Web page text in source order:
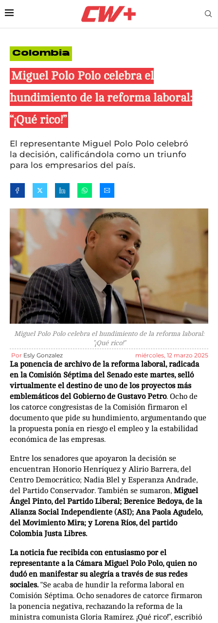
Colombia
Miguel Polo Polo celebra el
hundimiento de la reforma laboral:
“¡Qué rico!”
El representante Miguel Polo Polo celebró
la decisión, calificándola como un triunfo
para los empresarios del país.
Miguel Polo Polo celebra el hundimiento de la reforma laboral:
"¡Qué rico!"
Por Esly Gonzalez miércoles, 12 marzo 2025
La ponencia de archivo de la reforma laboral, radicada
en la Comisión Séptima del Senado este martes, selló
virtualmente el destino de uno de los proyectos más
emblemáticos del Gobierno de Gustavo Petro. Ocho de
los catorce congresistas de la Comisión firmaron el
documento que pide su hundimiento, argumentando que
la propuesta ponía en riesgo el empleo y la estabilidad
económica de las empresas.
Entre los senadores que apoyaron la decisión se
encuentran Honorio Henríquez y Alirio Barrera, del
Centro Democrático; Nadia Blel y Esperanza Andrade,
del Partido Conservador. También se sumaron, Miguel
Ángel Pinto, del Partido Liberal; Berenice Bedoya, de la
Alianza Social Independiente (ASI); Ana Paola Agudelo,
del Movimiento Mira; y Lorena Ríos, del partido
Colombia Justa Libres.
La noticia fue recibida con entusiasmo por el
representante a la Cámara Miguel Polo Polo, quien no
dudó en manifestar su alegría a través de sus redes
sociales. “Se acaba de hundir la reforma laboral en
Comisión Séptima. Ocho senadores de catorce firmaron
la ponencia negativa, rechazando la reforma de la
ministra comunista Gloria Ramírez. ¡Qué rico!”, escribió